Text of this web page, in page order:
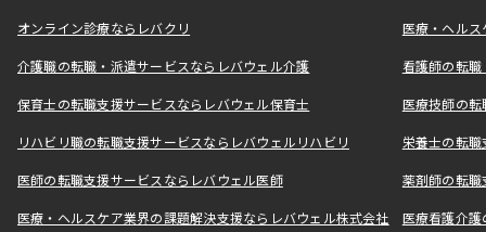
オンライン診療ならレバクリ 医療・ヘル
介護職の転職・派遣サービスならレバウェル介護 看護師の転
保育士の転職支援サービスならレバウェル保育士 医療技師の
リハビリ職の転職支援サービスならレバウェルリハビリ 栄養士の転
医師の転職支援サービスならレバウェル医師 薬剤師の転
医療・ヘルスケア業界の課題解決支援ならレバウェル株式会社 医療看護介